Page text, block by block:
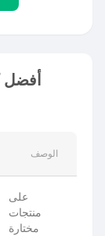
أفضل
الوصف
على
منتجات
مختارة